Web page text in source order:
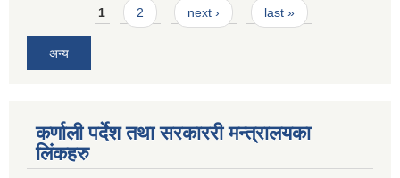
Pages1 2 next › last »
अन्य
कर्णाली पर्देश तथा सरकाररी मन्त्रालयका
लिंकहरु